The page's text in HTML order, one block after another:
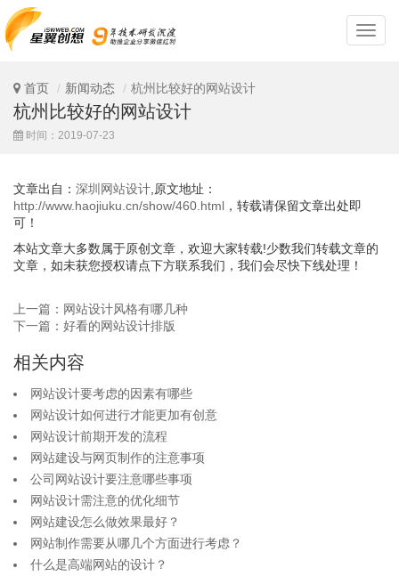
深
圳
首页 新闻动态 杭州比较好的网站设计
杭州比较好的网站设计
时间：2019-07-23
文章出自： 深圳网站设计 ,原文地址：
http://www.haojiuku.cn/show/460.html ，转载请保留文章出处即
可！
本站文章大多数属于原创文章，欢迎大家转载!少数我们转载文章的
文章，如未获您授权请点下方联系我们，我们会尽快下线处理！
上一篇：网站设计风格有哪几种
下一篇：好看的网站设计排版
相关内容
网站设计要考虑的因素有哪些
网站设计如何进行才能更加有创意
网站设计前期开发的流程
网站建设与网页制作的注意事项
公司网站设计要注意哪些事项
网站设计需注意的优化细节
网站建设怎么做效果最好？
网站制作需要从哪几个方面进行考虑？
什么是高端网站的设计？